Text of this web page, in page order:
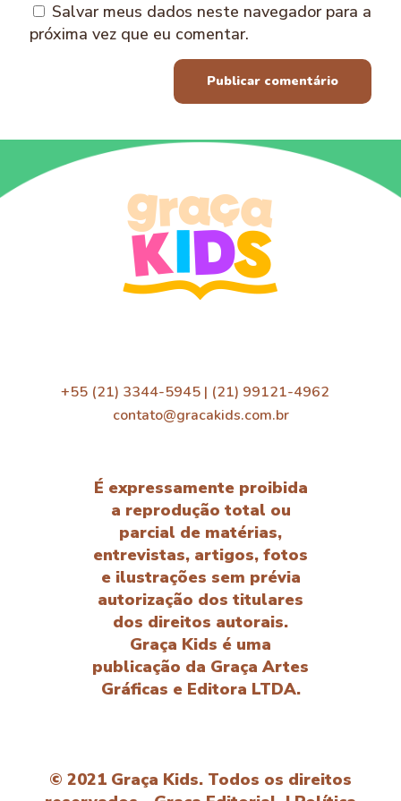
Salvar meus dados neste navegador para a
próxima vez que eu comentar.
+55 (21) 3344-5945 | (21) 99121-4962
contato@gracakids.com.br
É expressamente proibida
a reprodução total ou
parcial de matérias,
entrevistas, artigos, fotos
e ilustrações sem prévia
autorização dos titulares
dos direitos autorais.
Graça Kids é uma
publicação da Graça Artes
Gráficas e Editora LTDA.
© 2021 Graça Kids. Todos os direitos